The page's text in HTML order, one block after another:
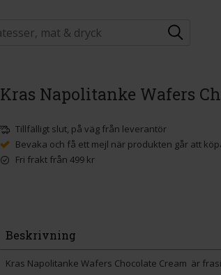
Kras Napolitanke Wafers
Tillfälligt slut, på väg från leverantör
Bevaka och få ett mejl när produkten går att
Fri frakt från 499 kr
Beskrivning
Kras Napolitanke Wafers Chocolate Cream är